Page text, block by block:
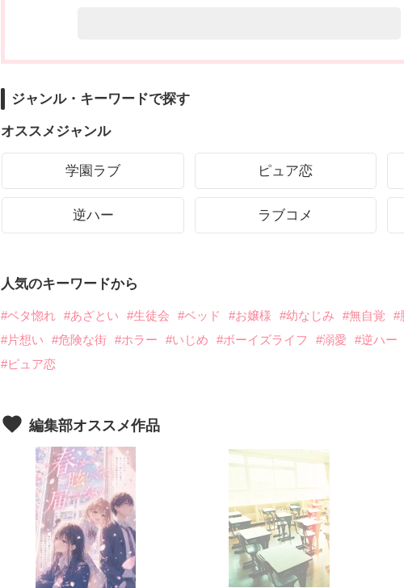
ジャンル・キーワードで探す
オススメジャンル
学園ラブ ピュア恋
逆ハー ラブコメ
人気のキーワードから
#ベタ惚れ #あざとい #生徒会 #ベッド #お嬢様 #幼なじみ #無自覚 #
#片想い
#危険な街 #ホラー #いじめ #ボーイズライフ #溺愛 #逆ハー
#ピュア恋
編集部オススメ作品